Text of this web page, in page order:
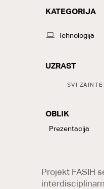
KATEGORIJA
Tehnologija
UZRAST
SVI
OBLIK
LABELS
Prezentacija
Projekt FASIH